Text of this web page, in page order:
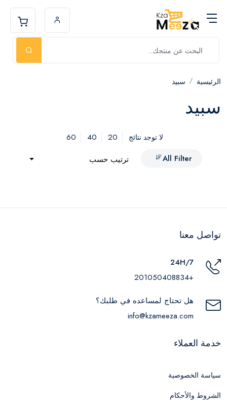
الرئيسية سبيد
سبيد
لا توجد نتائج 20
40
60
All Filter
ترتيب حسب
تواصل معنا
24H/7
+201050408834
هل تحتاج لمساعده في طلبك؟
info@kzameeza.com
خدمة العملاء
سياسة الخصوصية
الشروط والأحكام